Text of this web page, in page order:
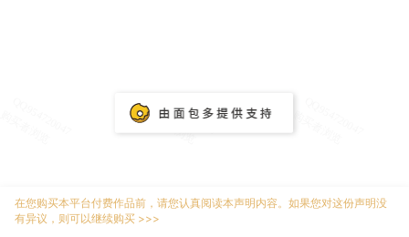
在您购买本平台付费作品前，请您认真阅读本声明内容。如果您对这份声明没
有异议，则可以继续购买 >>>